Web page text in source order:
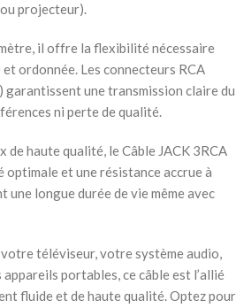
projecteur).
il offre la flexibilité nécessaire
ordonnée. Les connecteurs RCA
garantissent une transmission claire du
ni perte de qualité.
de haute qualité, le Câble JACK 3RCA
et une résistance accrue à
une longue durée de vie même avec
téléviseur, votre système audio,
portables, ce câble est l’allié
fluide et de haute qualité. Optez pour